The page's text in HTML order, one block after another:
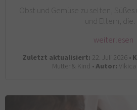
Obst und Gemüse zu selten, Süßes
und Eltern, die…
weiterlesen
Zuletzt aktualisiert: 22. Juli 2026 •
Mutter & Kind •Autor: